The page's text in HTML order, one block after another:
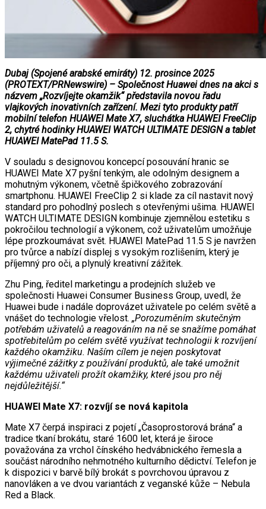
Dubaj (Spojené arabské emiráty) 12. prosince 2025
(PROTEXT/PRNewswire) – Společnost Huawei dnes na akci s
názvem „Rozvíjejte okamžik“ představila novou řadu
vlajkových inovativních zařízení. Mezi tyto produkty patří
mobilní telefon HUAWEI Mate X7, sluchátka HUAWEI FreeClip
2, chytré hodinky HUAWEI WATCH ULTIMATE DESIGN a tablet
HUAWEI MatePad 11.5 S.
V souladu s designovou koncepcí posouvání hranic se
HUAWEI Mate X7 pyšní tenkým, ale odolným designem a
mohutným výkonem, včetně špičkového zobrazování
smartphonu. HUAWEI FreeClip 2 si klade za cíl nastavit nový
standard pro pohodlný poslech s otevřenými ušima. HUAWEI
WATCH ULTIMATE DESIGN kombinuje zjemnělou estetiku s
pokročilou technologií a výkonem, což uživatelům umožňuje
lépe prozkoumávat svět. HUAWEI MatePad 11.5 S je navržen
pro tvůrce a nabízí displej s vysokým rozlišením, který je
příjemný pro oči, a plynulý kreativní zážitek.
Zhu Ping, ředitel marketingu a prodejních služeb ve
společnosti Huawei Consumer Business Group, uvedl, že
Huawei bude i nadále doprovázet uživatele po celém světě a
vnášet do technologie vřelost. „Porozuměním skutečným
potřebám uživatelů a reagováním na ně se snažíme pomáhat
spotřebitelům po celém světě využívat technologii k rozvíjení
každého okamžiku. Naším cílem je nejen poskytovat
výjimečné zážitky z používání produktů, ale také umožnit
každému uživateli prožít okamžiky, které jsou pro něj
nejdůležitější.“
HUAWEI Mate X7: rozvíjí se nová kapitola
Mate X7 čerpá inspiraci z pojetí „Časoprostorová brána“ a
tradice tkaní brokátu, staré 1600 let, která je široce
považována za vrchol čínského hedvábnického řemesla a
součást národního nehmotného kulturního dědictví. Telefon je
k dispozici v barvě bílý brokát s povrchovou úpravou z
nanovláken a ve dvou variantách z veganské kůže – Nebula
Red a Black.